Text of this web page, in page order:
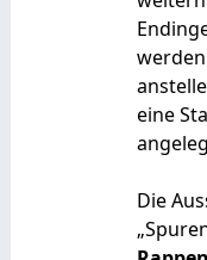
eine
Die